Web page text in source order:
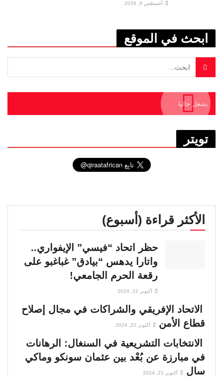
أغسطس 6, 2026
ابحث في الموقع
يشغل حاليا
تويتر
الأكثر قراءة (أسبوع)
حظر اتحاد “فيسي” الإيفواري..
واتارا يدهس “بيادق” غباغبو على
رقعة الحرم الجامعي!
أكتوبر 22, 2024
الاتحاد الإفريقي والشراكات في مجال إصلاح
قطاع الأمن
أكتوبر 22, 2024
الانتخابات التشريعية في السنغال: الرهانات
في مبارزة عن بُعْد بين عثمان سونكو وماكي
سال
أكتوبر 21, 2024